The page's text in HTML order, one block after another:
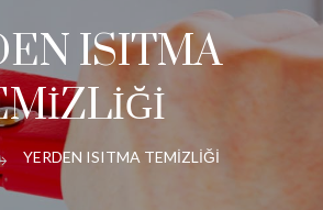
ISITMA
YERDEN ISITMA TEMİZLİĞİ